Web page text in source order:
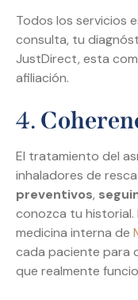
Todos los servicios
consulta, tu
JustDirect, esta
afiliación.
4.
El tratamiento del
inhaladores de
preventivos,
conozca tu historial.
medicina interna de
cada paciente para
que realmente